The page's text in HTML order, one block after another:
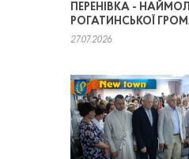
ПЕРЕНІВКА -
РОГАТИНСЬКОЇ
27.07.2026